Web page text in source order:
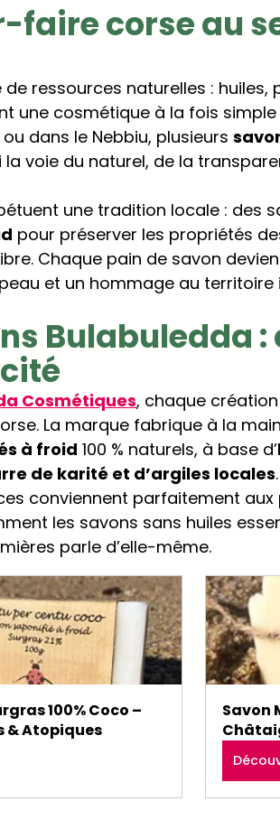
faire corse au
de ressources naturelles :
une cosmétique à la fois
dans le Nebbiu, plusieurs
la voie du naturel, de la
une tradition locale : des
pour préserver les propriétés
Chaque pain de savon
et un hommage au territoire
Bulabuledda
Cosmétiques, chaque
La marque fabrique à la
à froid 100 % naturels, à base d’
de karité et d’argiles locales.
conviennent parfaitement aux
les savons sans huiles
parle d’elle-même.
100% Coco –
& Atopiques
Savon